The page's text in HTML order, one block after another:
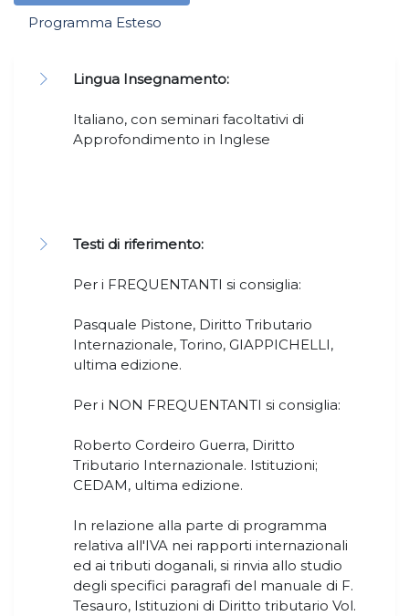
Programma Esteso
Lingua Insegnamento:
Italiano, con seminari facoltativi di
Approfondimento in Inglese
Testi di riferimento:
Per i FREQUENTANTI si consiglia:
Pasquale Pistone, Diritto Tributario
Internazionale, Torino, GIAPPICHELLI,
ultima edizione.
Per i NON FREQUENTANTI si consiglia:
Roberto Cordeiro Guerra, Diritto
Tributario Internazionale. Istituzioni;
CEDAM, ultima edizione.
In relazione alla parte di programma
relativa all'IVA nei rapporti internazionali
ed ai tributi doganali, si rinvia allo studio
degli specifici paragrafi del manuale di F.
Tesauro, Istituzioni di Diritto tributario Vol.